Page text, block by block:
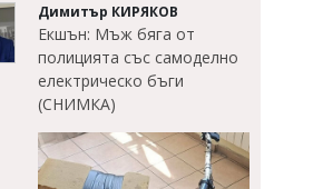
Димитър КИРЯКОВ
Екшън: Мъж бяга от
полицията със самоделно
електрическо бъги
(СНИМКА)